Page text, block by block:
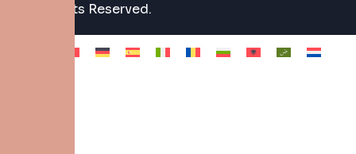
Rights Reserved.